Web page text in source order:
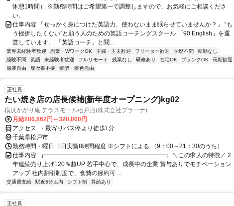
休憩1時間） ※勤務時間はご希望第一で調整しますので、お気軽にご相談くださ
い。
仕事内容 「せっかく身につけた英語力、使わないまま眠らせていませんか？」 “も
う挫折したくない”と願う人のための英語コーチングスクール 「90 English」を運
営しています。 「英語コーチ」と聞...
業界未経験者歓迎 副業・WワークOK 主婦・主夫歓迎 フリーター歓迎 学歴不問
転勤なし
経験不問
英語 未経験者歓迎 フルリモート 残業なし 研修あり 在宅OK ブランクOK
長期歓迎
服装自由
履歴書不要 髪型・髪色自由
正社員
たい焼き店の店長候補(新年度オープニング)kg02
横浜かがり庵 テラスモール松戸店(株式会社プラーナ)
月給280,862円～320,000円
アクセス: ・最寄りバス停より徒歩1分
千葉県松戸市
勤務時間・曜日: 1日実働8時間程度 ※シフトによる （9：00～21：30のうち）
仕事内容: ┏━━━━━━━━━━━━━━━━━━━━┓ ＼この求人の特徴／ 2
年連続売り上げ120％超UP 若手中心で、成長中の企業 賞与ありでモチベーション
アップ 社内割引制度で、食費の節約可 ...
交通費支給 駅近5分以内 シフト制 昇給あり
正社員